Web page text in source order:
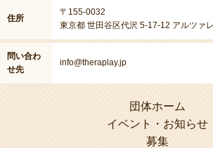
住所
〒155-0032
東京都 世田谷区代沢 5-17-12 アルツァ
問い合わ
せ先
info@theraplay.jp
団体ホーム
イベント・お知らせ
募集